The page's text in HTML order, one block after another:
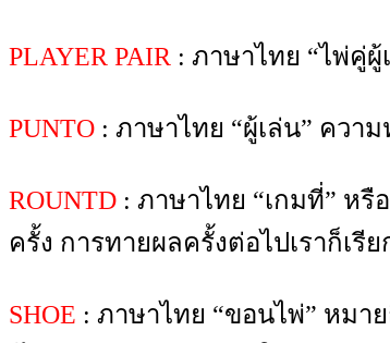
PLAYER PAIR : ภาษาไทย “ไพ่คู่
PUNTO : ภาษาไทย “ผู้เล่น” ควา
ROUNTD : ภาษาไทย “เกมที่” ห
ครั้ง การทายผลครั้งต่อไปเราก็เรี
SHOE : ภาษาไทย “ขอนไพ่” หมา